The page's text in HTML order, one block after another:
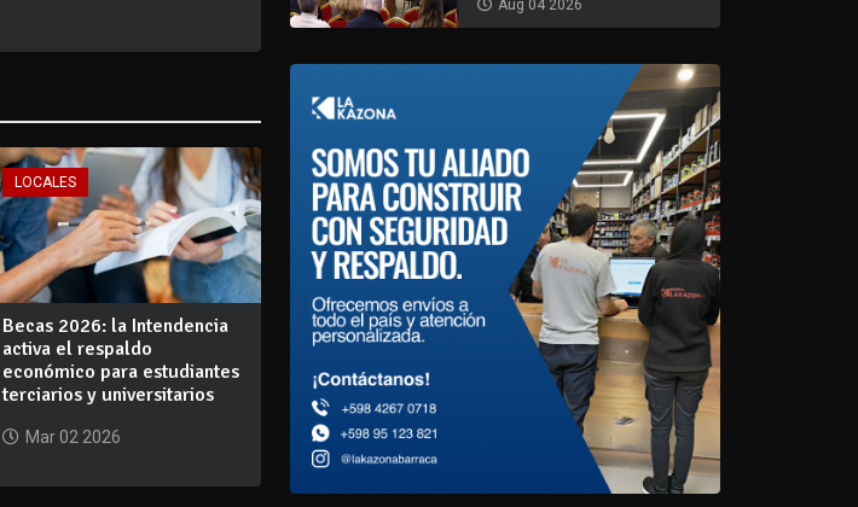
LOCALES
Becas 2026: la Intendencia
activa el respaldo
económico para estudiantes
terciarios y universitarios
Mar 02 2026
Aug 04 2026